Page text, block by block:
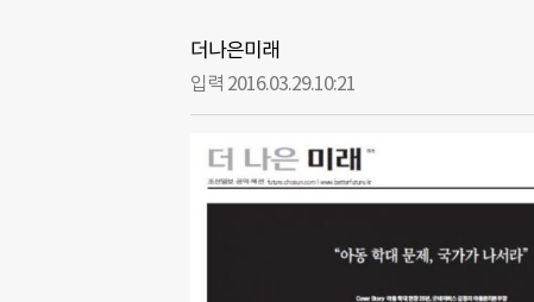
더나은미래
입력 2016.03.29.10:21